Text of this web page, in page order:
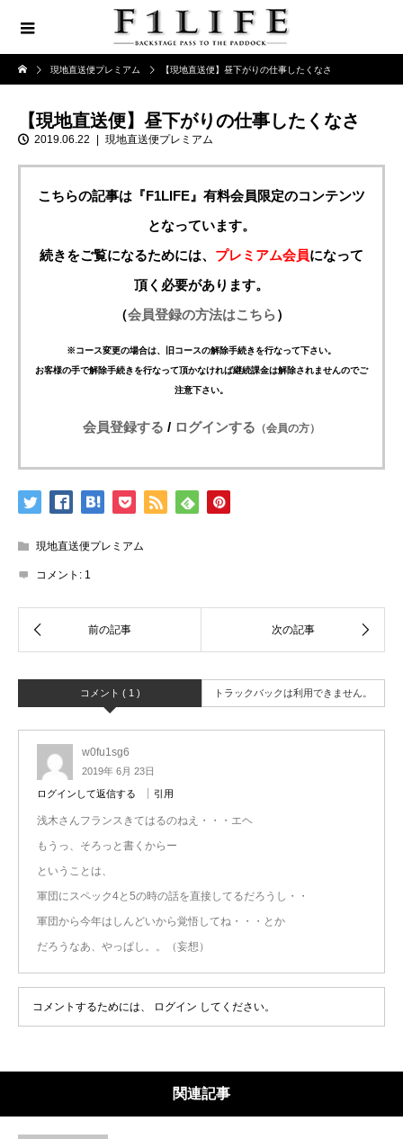
現地直送便プレミアム 【現地直送便】昼下がりの仕事したくなさ
【現地直送便】昼下がりの仕事したくなさ
2019.06.22 現地直送便プレミアム
こちらの記事は『F1LIFE』有料会員限定のコンテンツ
となっています。
続きをご覧になるためには、 プレミアム会員になって
頂く必要があります。
（会員登録の方法はこちら）
※コース変更の場合は、旧コースの解除手続きを行なって下さい。
お客様の手で解除手続きを行なって頂かなければ継続課金は解除されませんのでご
注意下さい。
会員登録する / ログインする （会員の方）
現地直送便プレミアム
コメント: 1
コメント ( 1 ) トラックバックは利用できません。
w0fu1sg6
2019年 6月 23日
ログインして返信する 引用
浅木さんフランスきてはるのねえ・・・エヘ
もうっ、そろっと書くからー
ということは、
軍団にスペック4と5の時の話を直接してるだろうし・・
軍団から今年はしんどいから覚悟してね・・・とか
だろうなあ、やっぱし。。（妄想）
コメントするためには、 ログイン してください。
関連記事